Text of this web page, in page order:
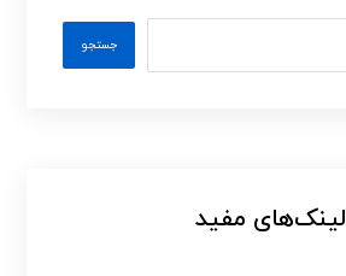
لینک‌های مفید